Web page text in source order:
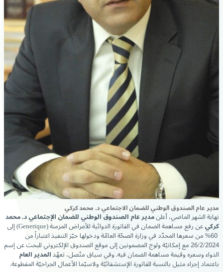
مدير عام الصندوق الوطني للضمان الاجتماعي د. محمد كركي
نهاية الشهر الماضي، أعلنمدير عام الصندوق الوطني للضمان الإجتماعي د. محمد
كركي عن رفع مساهمة الضمان في الفاتورة الدوائية للأمراض المزمنة (Generique) إلى
60% من سعرها المحدّد في وزارة الصحّة العامّة ودخولها حيّز التنفيذ اعتباراً من
26/2/2024 مع إمكانيّة ولوج المضمونين إلى موقع الصندوق الإلكتروني للبحث عن إسم
الدواء وسعره وقيمة مساهمة الضمان فيه. وفي سياق متّصل، تعهّدالمدير العام
باعتماد إجراء مثيل بالنسبة للفاتورة الإستشفائيّة ولاسيّما الأعمال الجراحيّة المقطوعة.